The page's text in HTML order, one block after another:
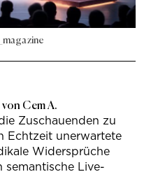
Cem A.
Zuschauenden zu
Echtzeit unerwartete
Widersprüche
semantische Live-